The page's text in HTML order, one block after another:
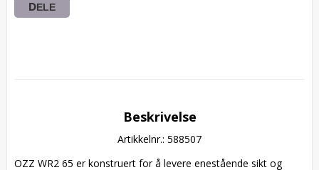
DELE
Beskrivelse
Artikkelnr.: 588507
OZZ WR2 65 er konstruert for å levere enestående sikt og